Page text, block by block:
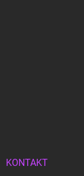
KONTAKT